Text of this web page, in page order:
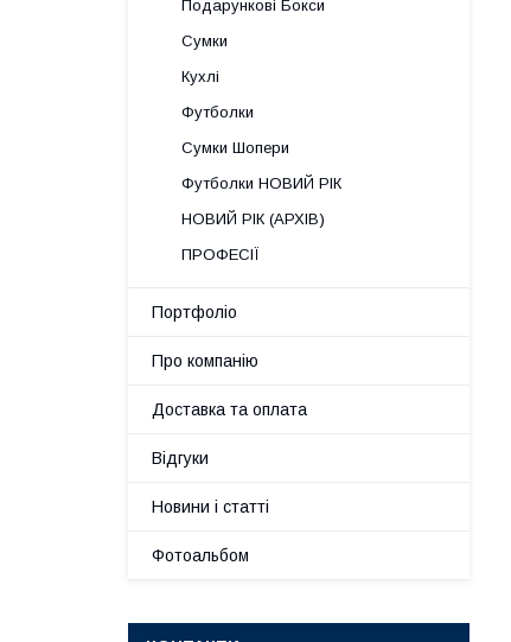
Подарункові Бокси
Сумки
Кухлі
Футболки
Сумки Шопери
Футболки НОВИЙ РІК
НОВИЙ РІК (АРХІВ)
ПРОФЕСІЇ
Портфоліо
Про компанію
Доставка та оплата
Відгуки
Новини і статті
Фотоальбом